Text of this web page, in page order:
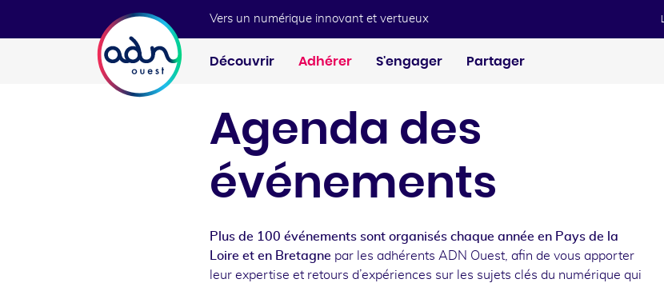
Vers un numérique innovant et vertueux
Découvrir Adhérer S'engager Partager
Agenda des
événements
Plus de 100 événements sont organisés chaque année en Pays de la
Loire et en Bretagne par les adhérents ADN Ouest, afin de vous apporter
leur expertise et retours d’expériences sur les sujets clés du numérique qui